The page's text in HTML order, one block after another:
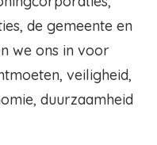
de gemeente en
we ons in voor
veiligheid,
duurzaamheid